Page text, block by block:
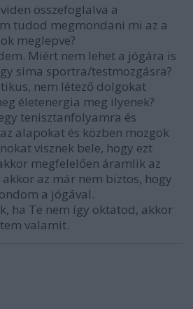
összefoglalva a
tudod megmondani mi az a
meglepve?
Miért nem lehet a jógára is
sima sportra/testmozgásra?
nem létező dolgokat
életenergia meg ilyenek?
tenisztanfolyamra és
alapokat és közben mozgok
visznek bele, hogy ezt
megfelelően áramlik az
az már nem biztos, hogy
a jógával.
ha Te nem így oktatod, akkor
valamit.